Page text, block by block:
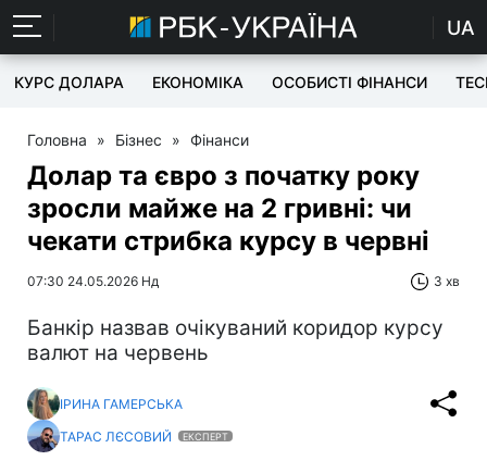
UA
КУРС ДОЛАРА ЕКОНОМІКА ОСОБИСТІ ФІНАНСИ
Головна » Бізнес » Фінанси
Долар та євро з початку року
зросли майже на 2 гривні: чи
чекати стрибка курсу в червні
07:30 24.05.2026 Нд 3 хв
Банкір назвав очікуваний коридор курсу
валют на червень
ІРИНА ГАМЕРСЬКА
ТАРАС ЛЄСОВИЙ
ЕКСПЕРТ